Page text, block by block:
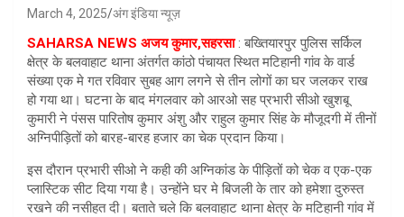
March 4, 2025 अंग इंडिया न्यूज़
SAHARSA NEWS अजय कुमार,सहरसा : बख्तियारपुर पुलिस सर्किल
क्षेत्र के बलवाहाट थाना अंतर्गत कांठो पंचायत स्थित मटिहानी गांव के वार्ड
संख्या एक मे गत रविवार सुबह आग लगने से तीन लोगों का घर जलकर राख
हो गया था। घटना के बाद मंगलवार को आरओ सह प्रभारी सीओ खुशबू
कुमारी ने पंसस पारितोष कुमार अंशु और राहुल कुमार सिंह के मौजूदगी में तीनों
अग्निपीड़ितों को बारह-बारह हजार का चेक प्रदान किया।
इस दौरान प्रभारी सीओ ने कही की अग्निकांड के पीड़ितों को चेक व एक-एक
प्लास्टिक सीट दिया गया है। उन्होंने घर मे बिजली के तार को हमेशा दुरुस्त
रखने की नसीहत दी। बताते चले कि बलवाहाट थाना क्षेत्र के मटिहानी गांव में